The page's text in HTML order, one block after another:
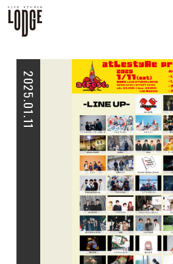
2025.01.11